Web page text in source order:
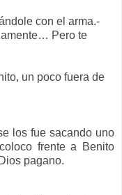
con el arma.-
Pero te
un poco fuera de
los fue sacando uno
frente a Benito
pagano.